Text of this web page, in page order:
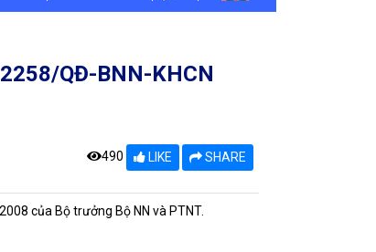
QĐ-BNN-KHCN
490 LIKE SHARE
của Bộ trưởng Bộ NN và PTNT.